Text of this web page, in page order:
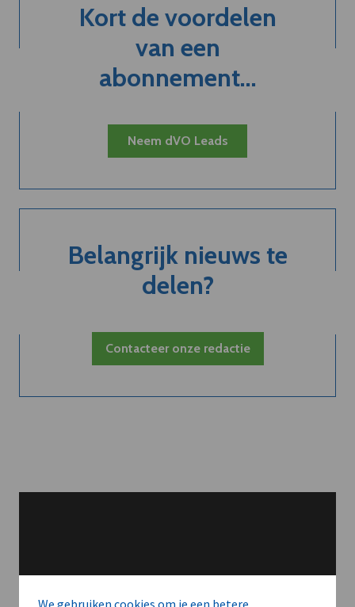
We gebruiken cookies om je een betere
Kort de voordelen
van een
abonnement...
Neem dVO Leads
Belangrijk nieuws te
delen?
Contacteer onze redactie